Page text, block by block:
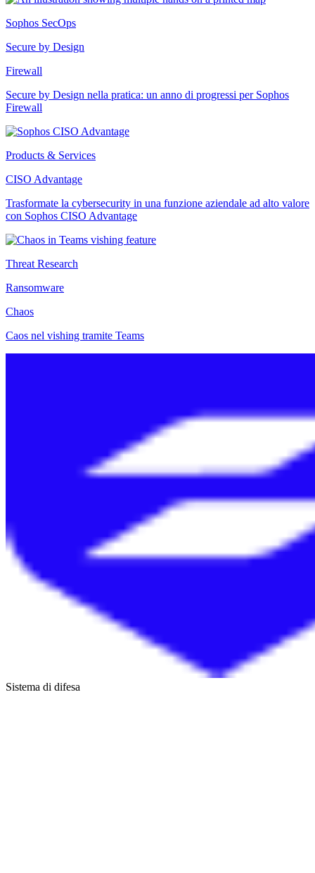
Sophos SecOps
Secure by Design
Firewall
Secure by Design nella pratica: un anno di progressi per Sophos
Firewall
Products & Services
CISO Advantage
Trasformate la cybersecurity in una funzione aziendale ad alto valore
con Sophos CISO Advantage
Threat Research
Ransomware
Chaos
Caos nel vishing tramite Teams
Sistema di difesa